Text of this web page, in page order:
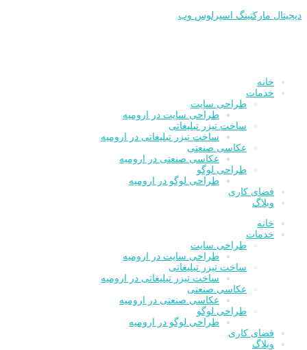
به
دیجیتال مارکتینگ اسپرلوس وب
خانه
خدمات
طراحی سایت
طراحی سایت در ارومیه
ساخت تیزر تبلیغاتی
ساخت تیزر تبلیغاتی در ارومیه
عکاسی صنعتی
عکاسی صنعتی در ارومیه
طراحی لوگو
طراحی لوگو در ارومیه
فضای کاری
وبلاگ
خانه
خدمات
طراحی سایت
طراحی سایت در ارومیه
ساخت تیزر تبلیغاتی
ساخت تیزر تبلیغاتی در ارومیه
عکاسی صنعتی
عکاسی صنعتی در ارومیه
طراحی لوگو
طراحی لوگو در ارومیه
فضای کاری
وبلاگ